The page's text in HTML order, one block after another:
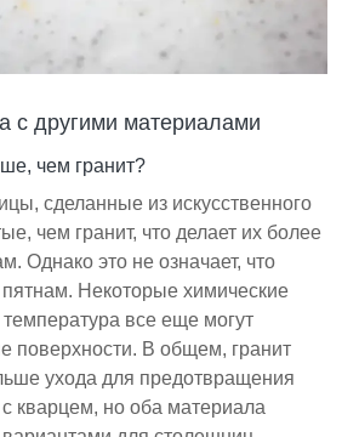
с другими материалами
чем гранит?
сделанные из искусственного
чем гранит, что делает их более
Однако это не означает, что
Некоторые химические
все еще могут
поверхности. В общем, гранит
ухода для предотвращения
кварцем, но оба материала